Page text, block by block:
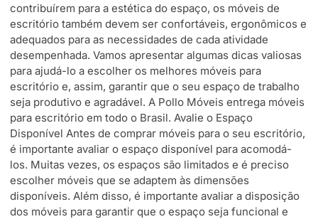
contribuírem para a estética do espaço, os móveis de
escritório também devem ser confortáveis, ergonômicos e
adequados para as necessidades de cada atividade
desempenhada. Vamos apresentar algumas dicas valiosas
para ajudá-lo a escolher os melhores móveis para
escritório e, assim, garantir que o seu espaço de trabalho
seja produtivo e agradável. A Pollo Móveis entrega móveis
para escritório em todo o Brasil. Avalie o Espaço
Disponível Antes de comprar móveis para o seu escritório,
é importante avaliar o espaço disponível para acomodá-
los. Muitas vezes, os espaços são limitados e é preciso
escolher móveis que se adaptem às dimensões
disponíveis. Além disso, é importante avaliar a disposição
dos móveis para garantir que o espaço seja funcional e